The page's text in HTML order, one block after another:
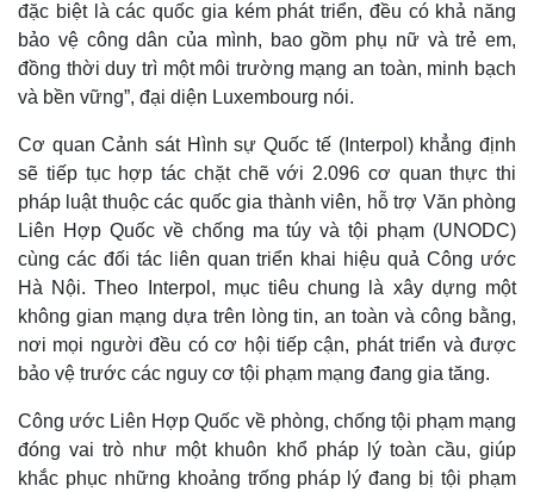
đặc biệt là các quốc gia kém phát triển, đều có khả năng
bảo vệ công dân của mình, bao gồm phụ nữ và trẻ em,
đồng thời duy trì một môi trường mạng an toàn, minh bạch
và bền vững”, đại diện Luxembourg nói.
Cơ quan Cảnh sát Hình sự Quốc tế (Interpol) khẳng định
sẽ tiếp tục hợp tác chặt chẽ với 2.096 cơ quan thực thi
pháp luật thuộc các quốc gia thành viên, hỗ trợ Văn phòng
Liên Hợp Quốc về chống ma túy và tội phạm (UNODC)
cùng các đối tác liên quan triển khai hiệu quả Công ước
Hà Nội. Theo Interpol, mục tiêu chung là xây dựng một
không gian mạng dựa trên lòng tin, an toàn và công bằng,
nơi mọi người đều có cơ hội tiếp cận, phát triển và được
bảo vệ trước các nguy cơ tội phạm mạng đang gia tăng.
Công ước Liên Hợp Quốc về phòng, chống tội phạm mạng
đóng vai trò như một khuôn khổ pháp lý toàn cầu, giúp
khắc phục những khoảng trống pháp lý đang bị tội phạm